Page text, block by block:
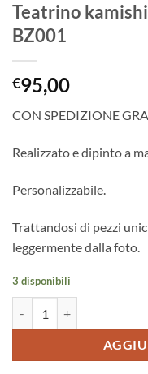
Teatrino
BZ001
€95,00
CON SPEDIZIONE
Realizzato e dipinto a
Personalizzabile.
Trattandosi di pezzi
leggermente dalla foto.
3 disponibili